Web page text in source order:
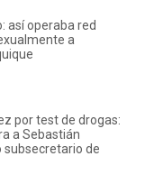
así operaba red
a
por test de drogas:
a Sebastián
subsecretario de